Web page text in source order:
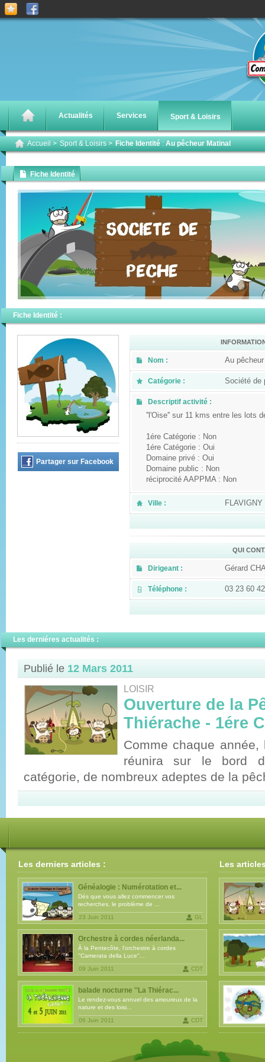
Actualités Services Sport & Loisirs
Accueil> Sport & Loisirs> Fiche Identité:Au pêcheur Matinal
Fiche Identité
Fiche Identité :
Partager sur Facebook
Nom : Au
Catégorie : Société de
Descriptif activité :
''l'Oise'' sur 11 kms entre les lots
1ére Catégorie : Non
1ére Catégorie : Oui
Domaine privé : Oui
Domaine public : Non
réciprocité AAPPMA : Non
Ville :
QUI
Dirigeant : Gérard
Téléphone : 03 23 60
Les derniéres actualités :
Publié le 12 Mars 2011
LOISIR
Ouverture de la
Thiérache - 1ére
Comme chaque
réunira sur le bord
catégorie, de nombreux adeptes de la
Les derniers articles :
Généalogie : Numérotation et...
Dés que vous allez commencer vos
recherches, le problème de ...
23 Juin 2011
GL
Orchestre à cordes néerlanda...
À la Pentecôte, l'orchestre à cordes
''Camerata della Luce''...
09 Juin 2011
CDT
balade nocturne ''La Thiérac...
Le rendez-vous annuel des amoureux de la
nature et des loisi...
06 Juin 2011
CDT
Les